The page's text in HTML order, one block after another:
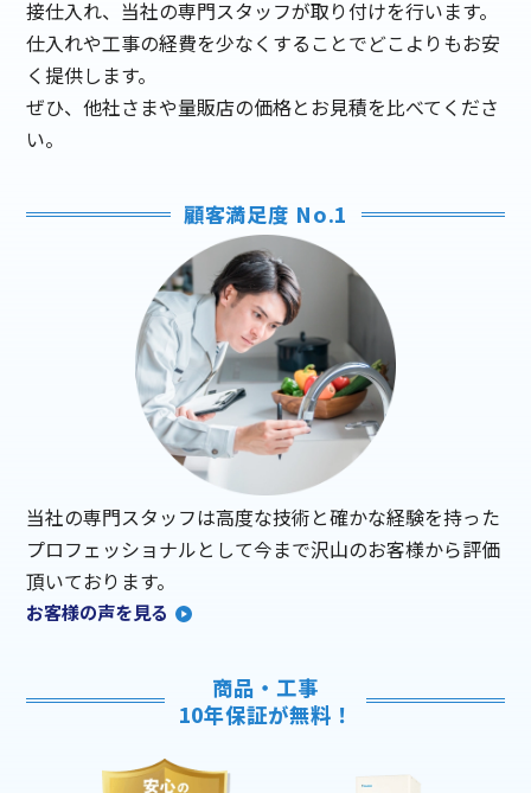
接仕入れ、当社の専門スタッフが取り付けを行います。
仕入れや工事の経費を少なくすることでどこよりもお安
く提供します。
ぜひ、他社さまや量販店の価格とお見積を比べてくださ
い。
顧客満足度 No.1
当社の専門スタッフは高度な技術と確かな経験を持った
プロフェッショナルとして今まで沢山のお客様から評価
頂いております。
お客様の声を見る
商品・工事
10年保証が無料！